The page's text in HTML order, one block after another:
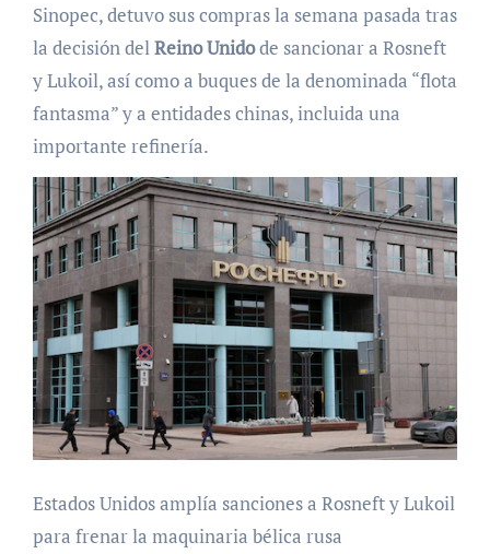
Sinopec, detuvo sus compras la semana pasada tras
la decisión delReino Unidode sancionar a Rosneft
y Lukoil, así como a buques de la denominada “flota
fantasma” y a entidades chinas, incluida una
importante refinería.
Estados Unidos amplía sanciones a Rosneft y Lukoil
para frenar la maquinaria bélica rusa